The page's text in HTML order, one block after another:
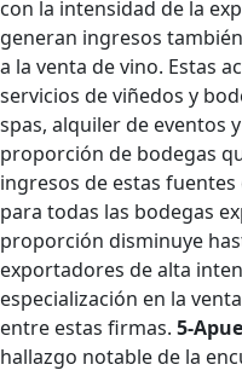
con la intensidad de la
generan ingresos
a la venta de vino. Estas
servicios de viñedos y
spas, alquiler de eventos
proporción de bodegas
ingresos de estas
para todas las bodegas
proporción disminuye
exportadores de alta
especialización en la
entre estas firmas. 5-
hallazgo notable de la